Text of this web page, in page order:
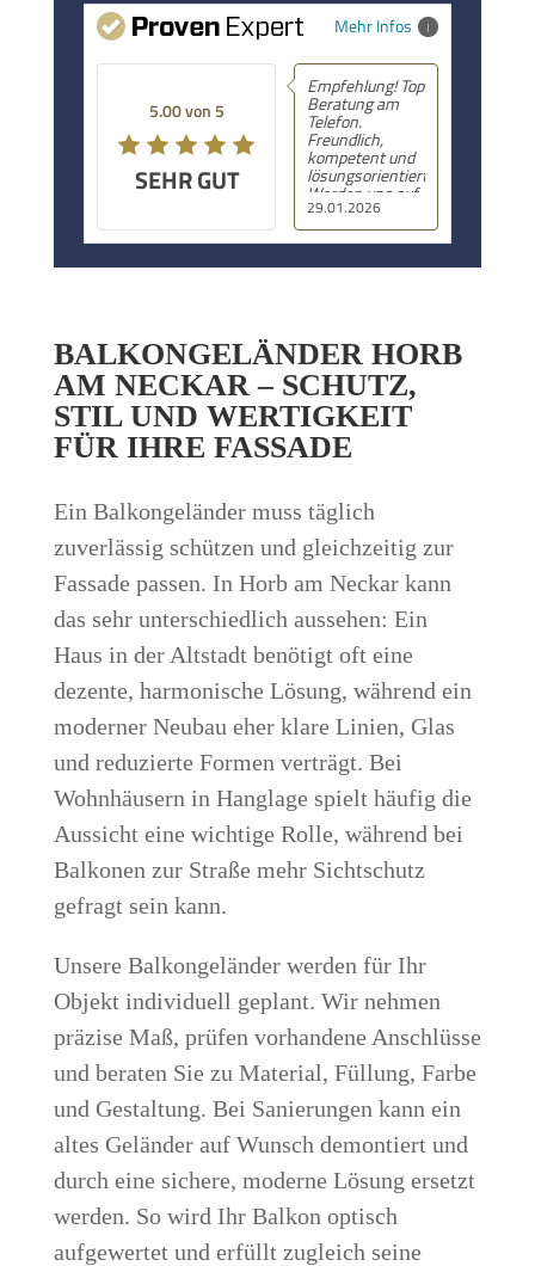
Mehr Infos
5.00 von 5
SEHR GUT
29.01.2026
Empfehlung! Top
Beratung am
Telefon.
Freundlich,
kompetent und
lösungsorientiert.
Werden uns auf
jeden Fall wieder
melden, sobald
es konkret wird!
BALKONGELÄNDER HORB
AM NECKAR – SCHUTZ,
STIL UND WERTIGKEIT
FÜR IHRE FASSADE
Ein Balkongeländer muss täglich
zuverlässig schützen und gleichzeitig zur
Fassade passen. In Horb am Neckar kann
das sehr unterschiedlich aussehen: Ein
Haus in der Altstadt benötigt oft eine
dezente, harmonische Lösung, während ein
moderner Neubau eher klare Linien, Glas
und reduzierte Formen verträgt. Bei
Wohnhäusern in Hanglage spielt häufig die
Aussicht eine wichtige Rolle, während bei
Balkonen zur Straße mehr Sichtschutz
gefragt sein kann.
Unsere Balkongeländer werden für Ihr
Objekt individuell geplant. Wir nehmen
präzise Maß, prüfen vorhandene Anschlüsse
und beraten Sie zu Material, Füllung, Farbe
und Gestaltung. Bei Sanierungen kann ein
altes Geländer auf Wunsch demontiert und
durch eine sichere, moderne Lösung ersetzt
werden. So wird Ihr Balkon optisch
aufgewertet und erfüllt zugleich seine